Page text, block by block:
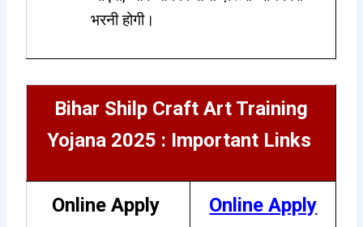
भरनी होगी।
Bihar Shilp Craft Art Training
Yojana 2025 : Important Links
Online Apply Online Apply